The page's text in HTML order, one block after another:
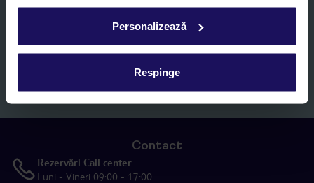
Personalizează
Respinge
Sunt de acord cu prelucrarea datelor mele personale de către TUI
Romania SRL în scopuri de marketing, în cadrul și în scopul
„Informații privind prelucrarea datelor cu caracter
personal”, prin mijloace electronice de comunicare (e-mail),
Înscrieți-vă
Contact
Rezervări Call center
Luni - Vineri 09:00 - 17:00